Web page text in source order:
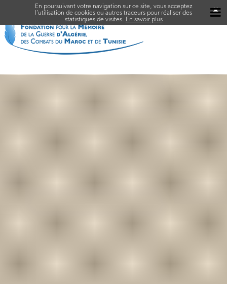
En poursuivant votre navigation sur ce site, vous acceptez
l’utilisation de cookies ou autres traceurs pour réaliser des
statistiques de visites. En savoir plus
✖